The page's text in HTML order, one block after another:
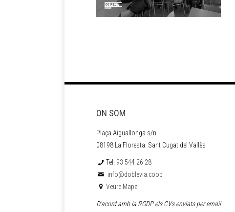
ON SOM
Plaça Aiguallonga s/n
08198 La Floresta. Sant Cugat del Vallès
Tel. 93 544 26 28
info@doblevia.coop
Veure Mapa
D’acord amb la RGDP els CVs enviats per email